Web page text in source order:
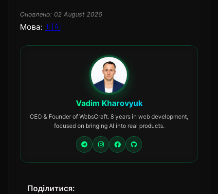
Оновлено: 02 August 2026
Мова: 🇺🇦
Vadim Kharovyuk
CEO & Founder of WebsCraft. 8 years in web development,
focused on bringing AI into real products.
Поділитися: